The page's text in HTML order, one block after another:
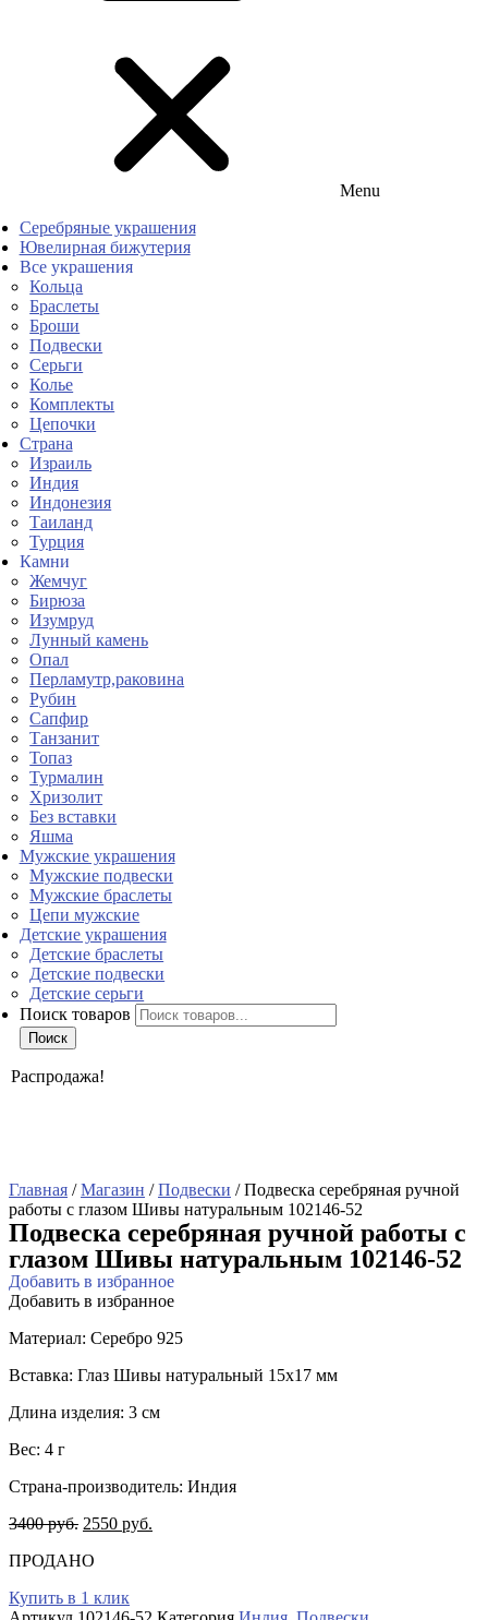
Menu
Серебряные украшения
Ювелирная бижутерия
Все украшения
Кольца
Браслеты
Броши
Подвески
Серьги
Колье
Комплекты
Цепочки
Страна
Израиль
Индия
Индонезия
Таиланд
Турция
Камни
Жемчуг
Бирюза
Изумруд
Лунный камень
Опал
Перламутр,раковина
Рубин
Сапфир
Танзанит
Топаз
Турмалин
Хризолит
Без вставки
Яшма
Мужские украшения
Мужские подвески
Мужские браслеты
Цепи мужские
Детские украшения
Детские браслеты
Детские подвески
Детские серьги
Поиск товаров
Поиск
Распродажа!
Главная /Магазин /Подвески / Подвеска серебряная ручной
работы с глазом Шивы натуральным 102146-52
Подвеска серебряная ручной работы с
глазом Шивы натуральным 102146-52
Добавить в избранное
Добавить в избранное
Материал: Серебро 925
Вставка: Глаз Шивы натуральный 15х17 мм
Длина изделия: 3 см
Вес: 4 г
Страна-производитель: Индия
3400руб. 2550 руб.
ПРОДАНО
Купить в 1 клик